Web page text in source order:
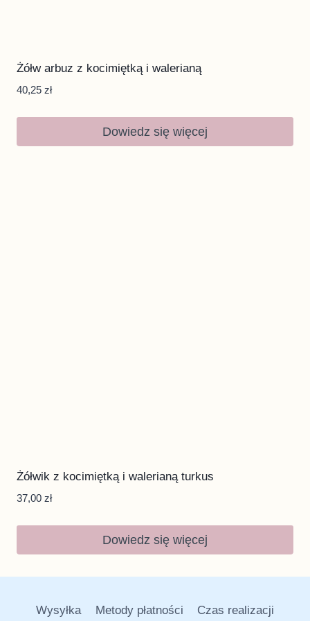
Żółw arbuz z kocimiętką i walerianą
40,25 zł
Dowiedz się więcej
Żółwik z kocimiętką i walerianą turkus
37,00 zł
Dowiedz się więcej
Wysyłka Metody płatności Czas realizacji